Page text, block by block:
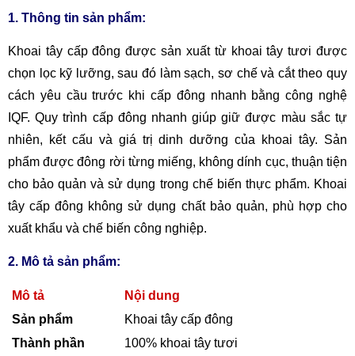
1. Thông tin sản phẩm:
Khoai tây cấp đông được sản xuất từ khoai tây tươi được
chọn lọc kỹ lưỡng, sau đó làm sạch, sơ chế và cắt theo quy
cách yêu cầu trước khi cấp đông nhanh bằng công nghệ
IQF. Quy trình cấp đông nhanh giúp giữ được màu sắc tự
nhiên, kết cấu và giá trị dinh dưỡng của khoai tây. Sản
phẩm được đông rời từng miếng, không dính cục, thuận tiện
cho bảo quản và sử dụng trong chế biến thực phẩm. Khoai
tây cấp đông không sử dụng chất bảo quản, phù hợp cho
xuất khẩu và chế biến công nghiệp.
2. Mô tả sản phẩm:
Mô tả
Nội dung
Sản phẩm
Khoai tây cấp đông
Thành phần
100% khoai tây tươi